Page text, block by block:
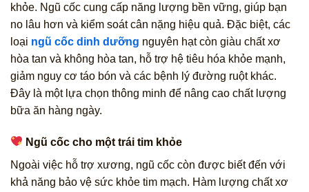
khỏe. Ngũ cốc cung cấp năng lượng bền vững, giúp bạn
no lâu hơn và kiểm soát cân nặng hiệu quả. Đặc biệt, các
loại ngũ cốc dinh dưỡng nguyên hạt còn giàu chất xơ
hòa tan và không hòa tan, hỗ trợ hệ tiêu hóa khỏe mạnh,
giảm nguy cơ táo bón và các bệnh lý đường ruột khác.
Đây là một lựa chọn thông minh để nâng cao chất lượng
bữa ăn hàng ngày.
Ngũ cốc cho một trái tim khỏe
Ngoài việc hỗ trợ xương, ngũ cốc còn được biết đến với
khả năng bảo vệ sức khỏe tim mạch. Hàm lượng chất xơ